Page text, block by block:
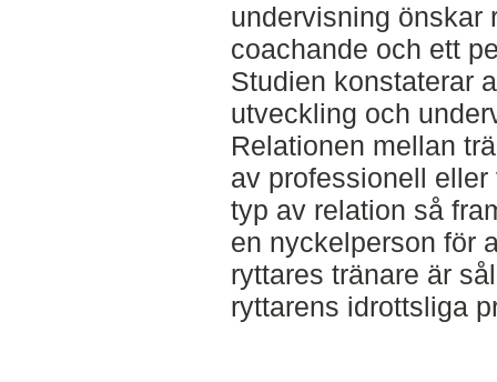
undervisning önskar
coachande och ett
Studien konstaterar
utveckling och
Relationen mellan
av professionell
typ av relation så
en nyckelperson för
ryttares tränare är
ryttarens idrottsliga